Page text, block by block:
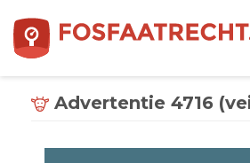
Advertentie 4716